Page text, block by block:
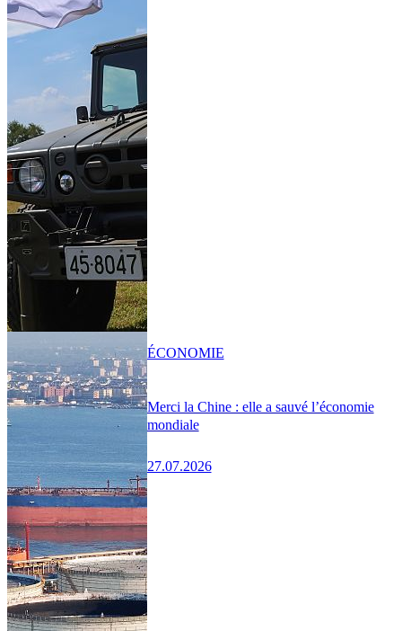
Merci la Chine : elle a sauvé l’économie
mondiale
27.07.2026
ÉCONOMIE